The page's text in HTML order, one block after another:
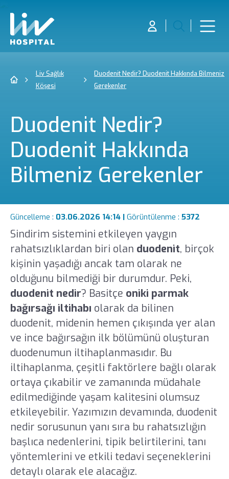
Liv Sağlık
Köşesi
Duodenit Nedir? Duodenit Hakkında Bilmeniz
Gerekenler
Duodenit Nedir?
Duodenit Hakkında
Bilmeniz Gerekenler
Güncelleme : 03.06.2026 14:14 | Görüntülenme : 5372
Sindirim sistemini etkileyen yaygın
rahatsızlıklardan biri olan duodenit, birçok
kişinin yaşadığı ancak tam olarak ne
olduğunu bilmediği bir durumdur. Peki,
duodenit nedir? Basitçe oniki parmak
bağırsağı iltihabı olarak da bilinen
duodenit, midenin hemen çıkışında yer alan
ve ince bağırsağın ilk bölümünü oluşturan
duodenumun iltihaplanmasıdır. Bu
iltihaplanma, çeşitli faktörlere bağlı olarak
ortaya çıkabilir ve zamanında müdahale
edilmediğinde yaşam kalitesini olumsuz
etkileyebilir. Yazımızın devamında, duodenit
nedir sorusunun yanı sıra bu rahatsızlığın
başlıca nedenlerini, tipik belirtilerini, tanı
yöntemlerini ve etkili tedavi seçeneklerini
detaylı olarak ele alacağız.